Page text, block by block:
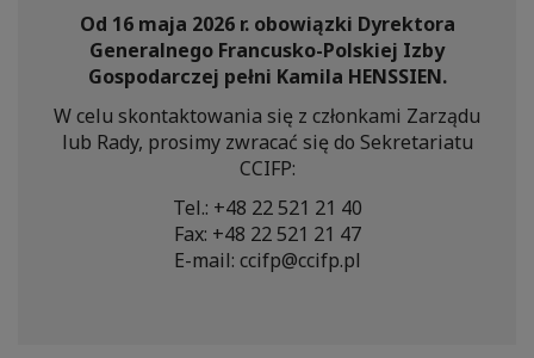
Od 16 maja 2026 r. obowiązki Dyrektora
Generalnego Francusko-Polskiej Izby
Gospodarczej pełni Kamila HENSSIEN.
W celu skontaktowania się z członkami Zarządu
lub Rady, prosimy zwracać się do Sekretariatu
CCIFP:
Tel.: +48 22 521 21 40
Fax: +48 22 521 21 47
E-mail: ccifp@ccifp.pl